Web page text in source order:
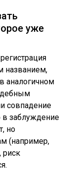
уже
названием,
аналогичном
совпадение
в заблуждение
но
(например,
риск